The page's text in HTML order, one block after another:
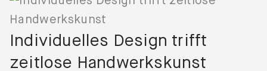
Individuelles Design trifft
zeitlose Handwerkskunst